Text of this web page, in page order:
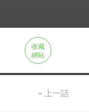
收藏
網站
« 上一話